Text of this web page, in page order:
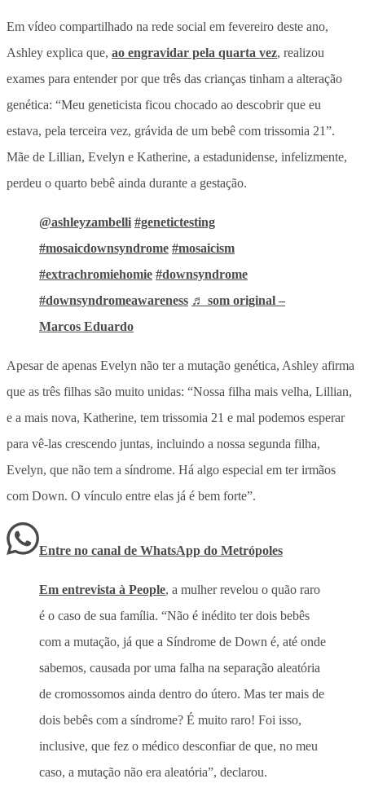
Em vídeo compartilhado na rede social em fevereiro deste ano,
Ashley explica que, ao engravidar pela quarta vez, realizou
exames para entender por que três das crianças tinham a alteração
genética: “Meu geneticista ficou chocado ao descobrir que eu
estava, pela terceira vez, grávida de um bebê com trissomia 21”.
Mãe de Lillian, Evelyn e Katherine, a estadunidense, infelizmente,
perdeu o quarto bebê ainda durante a gestação.
@ashleyzambelli #genetictesting
#mosaicdownsyndrome #mosaicism
#extrachromiehomie #downsyndrome
#downsyndromeawareness ♬ som original –
Marcos Eduardo
Apesar de apenas Evelyn não ter a mutação genética, Ashley afirma
que as três filhas são muito unidas: “Nossa filha mais velha, Lillian,
e a mais nova, Katherine, tem trissomia 21 e mal podemos esperar
para vê-las crescendo juntas, incluindo a nossa segunda filha,
Evelyn, que não tem a síndrome. Há algo especial em ter irmãos
com Down. O vínculo entre elas já é bem forte”.
Entre no canal de WhatsApp do Metrópoles
Em entrevista à People, a mulher revelou o quão raro
é o caso de sua família. “Não é inédito ter dois bebês
com a mutação, já que a Síndrome de Down é, até onde
sabemos, causada por uma falha na separação aleatória
de cromossomos ainda dentro do útero. Mas ter mais de
dois bebês com a síndrome? É muito raro! Foi isso,
inclusive, que fez o médico desconfiar de que, no meu
caso, a mutação não era aleatória”, declarou.